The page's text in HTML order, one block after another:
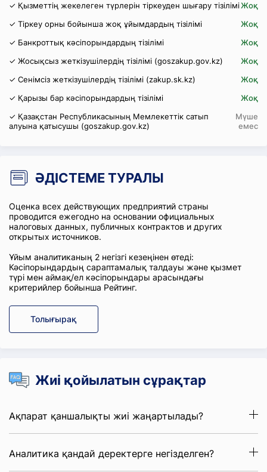
✓ Қызметтің жекелеген түрлерін тіркеуден шығару тізіліміЖоқ
✓ Тіркеу орны бойынша жоқ ұйымдардың тізілімі
Жоқ
✓ Банкроттық кәсіпорындардың тізілімі
Жоқ
✓ Жосықсыз жеткізушілердің тізілімі (goszakup.gov.kz)
Жоқ
✓ Сенімсіз жеткізушілердің тізілімі (zakup.sk.kz)
Жоқ
✓ Қарызы бар кәсіпорындардың тізілімі
Жоқ
✓ Қазақстан Республикасының Мемлекеттік сатып
алуына қатысушы (goszakup.gov.kz)
Мүше
емес
ӘДІСТЕМЕ ТУРАЛЫ
Оценка всех действующих предприятий страны
проводится ежегодно на основании официальных
налоговых данных, публичных контрактов и других
открытых источников.
Ұйым аналитиканың 2 негізгі кезеңінен өтеді:
Кәсіпорындардың сараптамалық талдауы және қызмет
түрі мен аймақ/ел кәсіпорындары арасындағы
критерийлер бойынша Рейтинг.
Толығырақ
Жиі қойылатын сұрақтар
Ақпарат қаншалықты жиі жаңартылады?
Аналитика қандай деректерге негізделген?